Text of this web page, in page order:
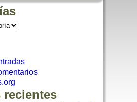
recientes